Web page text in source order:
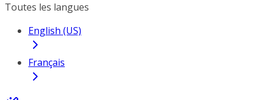
Toutes les langues
English (US)
Français